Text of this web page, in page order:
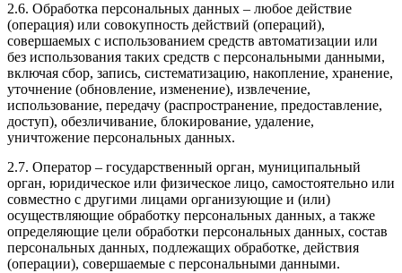
2.6. Обработка персональных данных – любое действие
(операция) или совокупность действий (операций),
совершаемых с использованием средств автоматизации или
без использования таких средств с персональными данными,
включая сбор, запись, систематизацию, накопление, хранение,
уточнение (обновление, изменение), извлечение,
использование, передачу (распространение, предоставление,
доступ), обезличивание, блокирование, удаление,
уничтожение персональных данных.
2.7. Оператор – государственный орган, муниципальный
орган, юридическое или физическое лицо, самостоятельно или
совместно с другими лицами организующие и (или)
осуществляющие обработку персональных данных, а также
определяющие цели обработки персональных данных, состав
персональных данных, подлежащих обработке, действия
(операции), совершаемые с персональными данными.